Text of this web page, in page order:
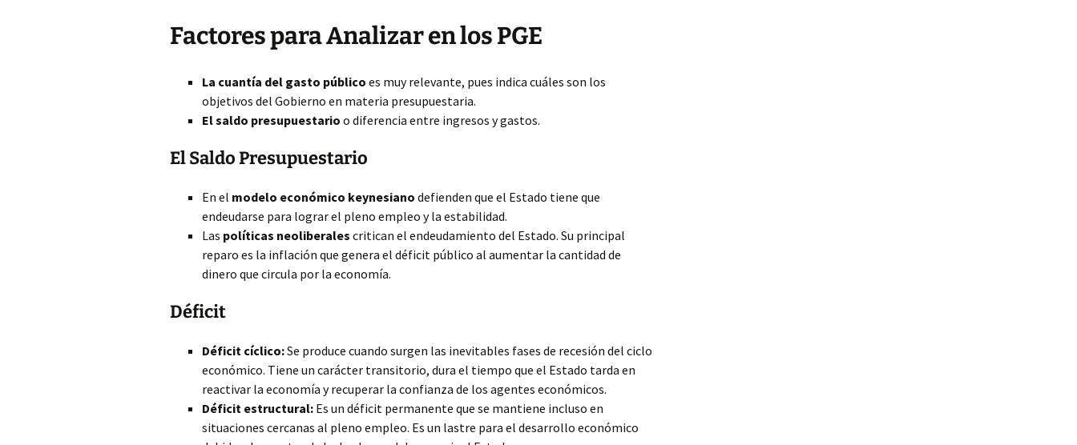
Factores para Analizar en los PGE
La cuantía del gasto público es muy relevante, pues indica cuáles son los
objetivos del Gobierno en materia presupuestaria.
El saldo presupuestario o diferencia entre ingresos y gastos.
El Saldo Presupuestario
En el modelo económico keynesiano defienden que el Estado tiene que
endeudarse para lograr el pleno empleo y la estabilidad.
Las políticas neoliberales critican el endeudamiento del Estado. Su principal
reparo es la inflación que genera el déficit público al aumentar la cantidad de
dinero que circula por la economía.
Déficit
Déficit cíclico:Se produce cuando surgen las inevitables fases de recesión del ciclo
económico. Tiene un carácter transitorio, dura el tiempo que el Estado tarda en
reactivar la economía y recuperar la confianza de los agentes económicos.
Déficit estructural: Es un déficit permanente que se mantiene incluso en
situaciones cercanas al pleno empleo. Es un lastre para el desarrollo económico